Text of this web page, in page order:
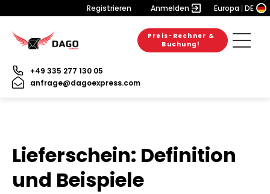
Registrieren Anmelden Europa DE
Preis-Rechner &
Buchung!
+49 335 277 130 05
anfrage@dagoexpress.com
Lieferschein: Definition
und Beispiele